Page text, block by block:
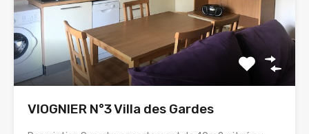
VIOGNIER N°3 Villa des Gardes